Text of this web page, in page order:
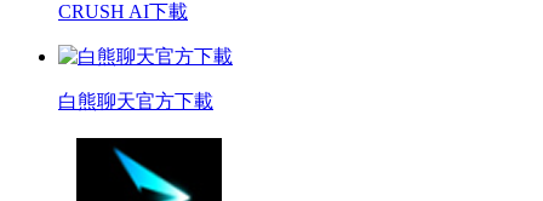
CRUSH AI下載
白熊聊天官方下載